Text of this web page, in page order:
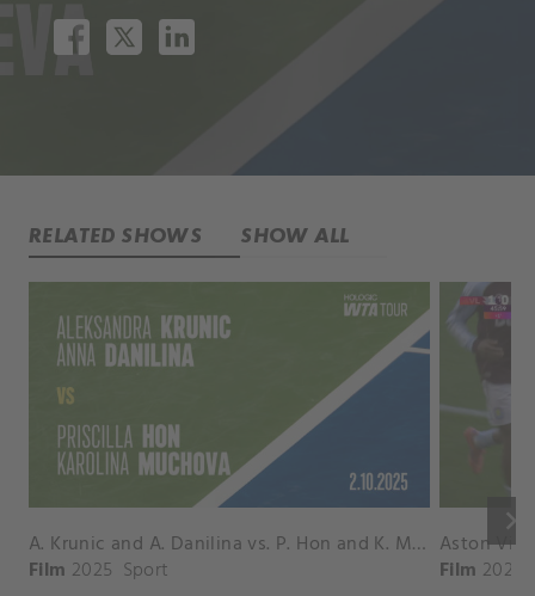
RELATED SHOWS SHOW ALL
keyboard_arrow_right
A. Krunic and A. Danilina vs. P. Hon and K. Muchova Match Highlights - BEIJING_Capital Group Diamond ( October 02, 2025)
Film 2025 Sport Film 2026